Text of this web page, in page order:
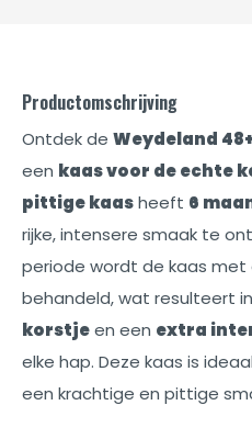
Productomschrijving
Ontdek de Weydeland
een kaas voor de echte
pittige kaasheeft 6
rijke, intensere smaak te
periode wordt de kaas
behandeld, wat resulteert
korstjeen een extra
elke hap. Deze kaas is
een krachtige en pittige